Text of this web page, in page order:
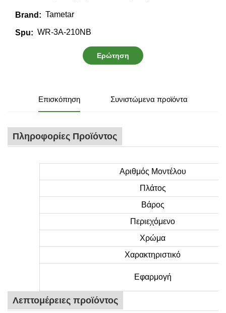
Brand: Tametar
Spu: WR-3A-210NB
Ερώτηση
Επισκόπηση Συνιστώμενα προϊόντα
Πληροφορίες Προϊόντος
Αριθμός Μοντέλου
Πλάτος
Βάρος
Περιεχόμενο
Χρώμα
Χαρακτηριστικό
Εφαρμογή
Λεπτομέρειες προϊόντος